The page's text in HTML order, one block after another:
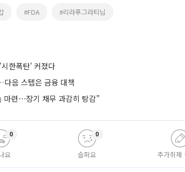
#FDA #리라푸그라티닙
한폭탄' 커졌다
다음 스텝은 금융 대책
마련⋯장기 채무 과감히 탕감”
요
0
슬퍼요
0
추가취재